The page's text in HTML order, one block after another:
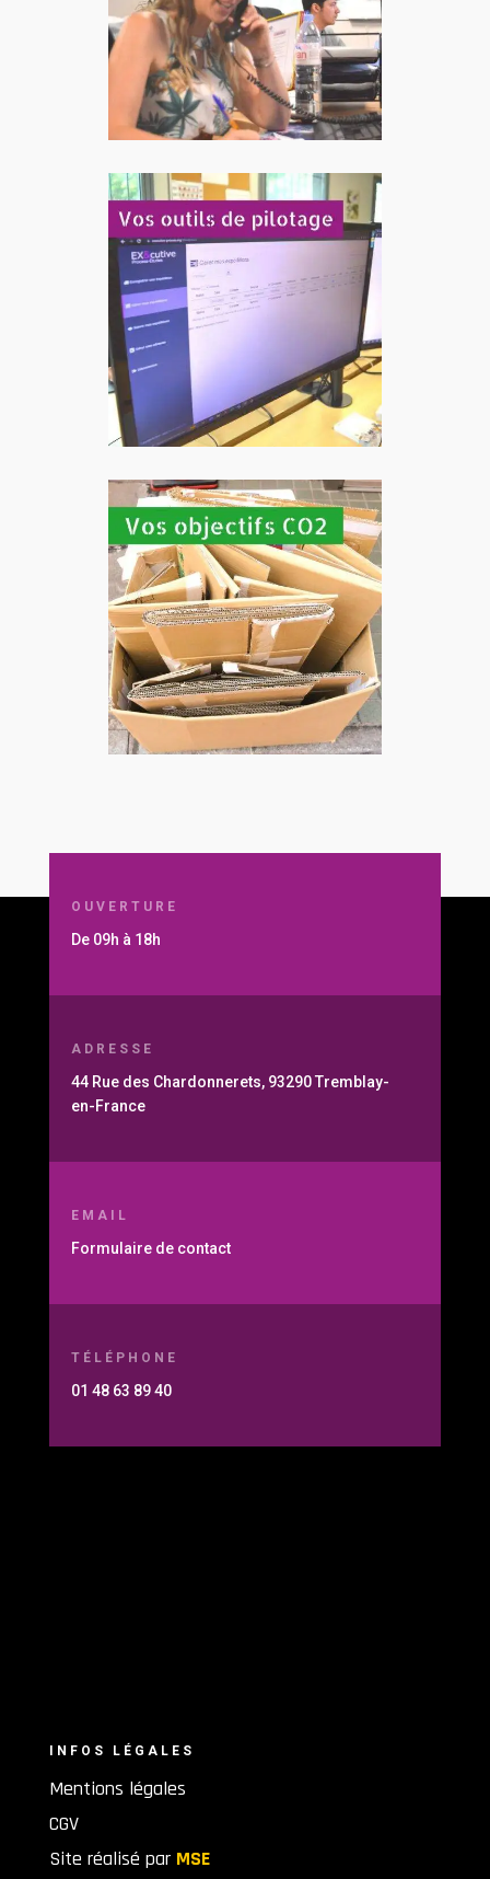
OUVERTURE
De 09h à 18h
ADRESSE
44 Rue des Chardonnerets, 93290 Tremblay-
en-France
EMAIL
Formulaire de contact
TÉLÉPHONE
01 48 63 89 40
INFOS LÉGALES
Mentions légales
CGV
Site réalisé par MSE